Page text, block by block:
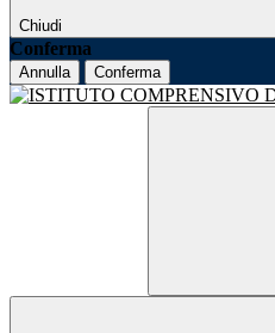
Chiudi
Conferma
Annulla Conferma